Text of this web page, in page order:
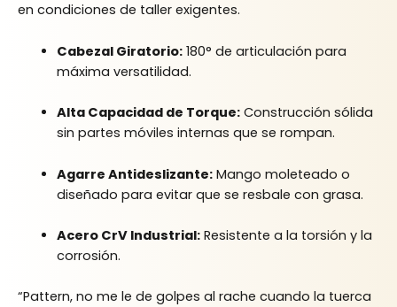
en condiciones de taller exigentes.
Cabezal Giratorio:180° de articulación para
máxima versatilidad.
Alta Capacidad de Torque:Construcción sólida
sin partes móviles internas que se rompan.
Agarre Antideslizante:Mango moleteado o
diseñado para evitar que se resbale con grasa.
Acero CrV Industrial:Resistente a la torsión y la
corrosión.
“Pattern, no me le de golpes al rache cuando la tuerca